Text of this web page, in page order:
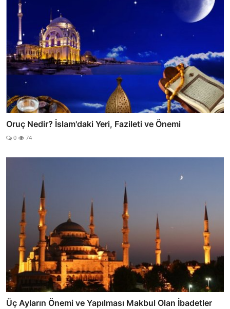
Oruç Nedir? İslam'daki Yeri, Fazileti ve Önemi
0 74
Üç Ayların Önemi ve Yapılması Makbul Olan İbadetler